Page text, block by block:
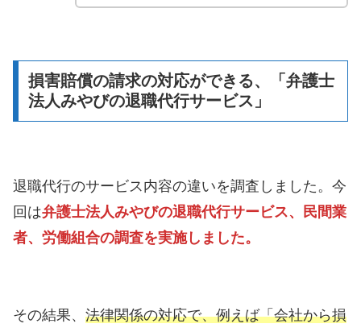
損害賠償の請求の対応ができる、「弁護士
法人みやびの退職代行サービス」
退職代行のサービス内容の違いを調査しました。今
回は弁護士法人みやびの退職代行サービス、民間業
者、労働組合の調査を実施しました。
その結果、 法律関係の対応で、例えば「会社から損